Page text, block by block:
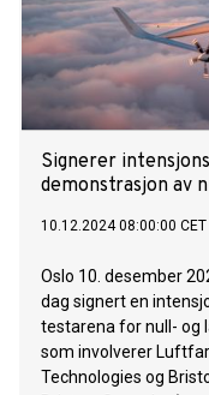
Signerer
demonstrasjon av
10.12.2024 08:00:00 CET
Oslo 10. desember
dag signert en
testarena for null- og
som involverer
Technologies og